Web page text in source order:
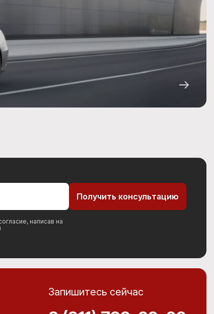
написав на
Запишитесь сейчас